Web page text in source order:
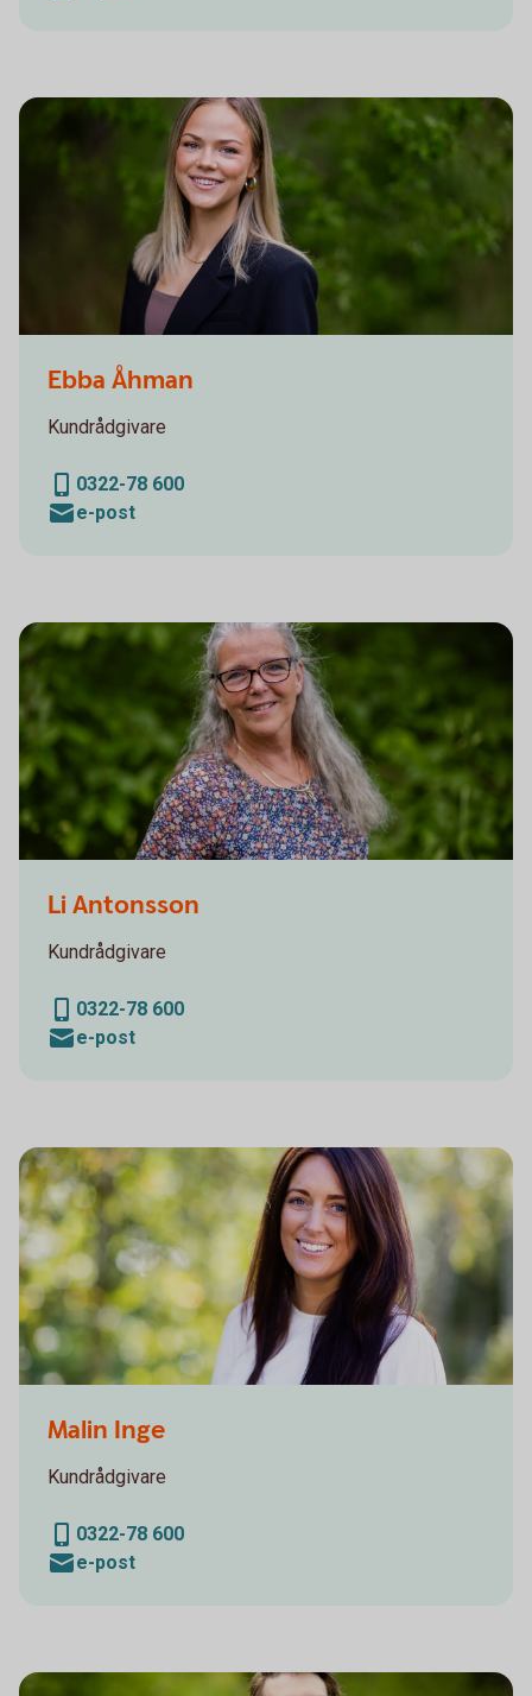
Ebba Åhman
Kundrådgivare
0322-78 600
e-post
Li Antonsson
Kundrådgivare
0322-78 600
e-post
Malin Inge
Kundrådgivare
0322-78 600
e-post